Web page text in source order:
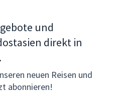
und
direkt in
neuen Reisen und
abonnieren!